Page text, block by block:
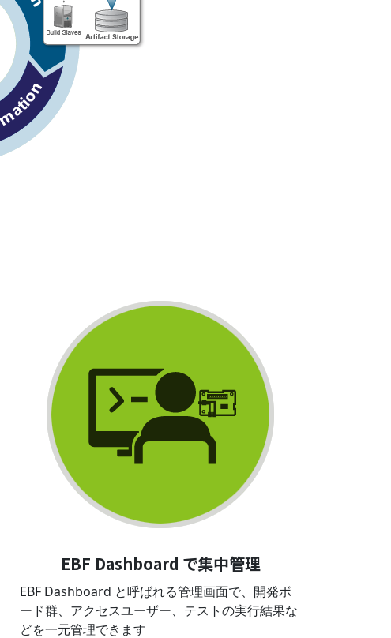
EBF Dashboard で集中管理
EBF Dashboard と呼ばれる管理画面で、開発ボ
ード群、アクセスユーザー、テストの実行結果な
どを一元管理できます